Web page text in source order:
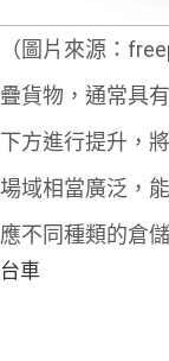
（圖片來源：
疊貨物，通常具
下方進行提升，
場域相當廣泛，
應不同種類的倉
台車